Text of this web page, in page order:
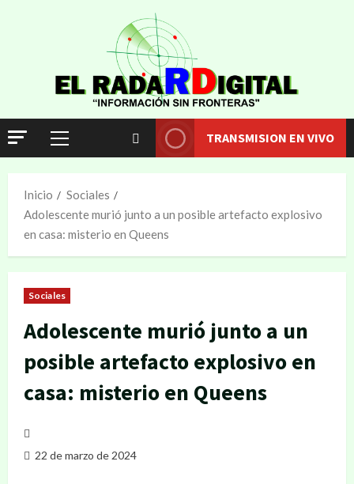
TRANSMISION EN VIVO
Inicio
Sociales
Adolescente murió junto a un posible artefacto explosivo
en casa: misterio en Queens
Sociales
Adolescente murió junto a un
posible artefacto explosivo en
casa: misterio en Queens
22 de marzo de 2024